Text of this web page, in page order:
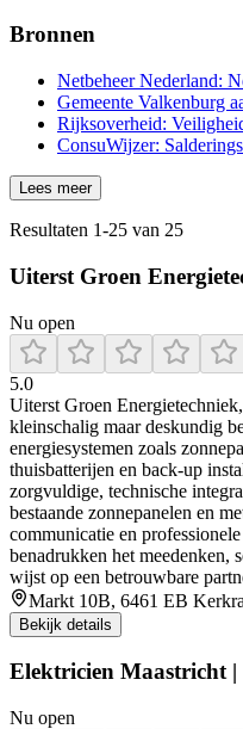
Bronnen
Netbeheer Nederland:
Gemeente Valkenburg
Rijksoverheid:
ConsuWijzer:
Lees meer
Resultaten 1-25 van 25
Uiterst Groen
Nu open
5.0
Uiterst Groen
kleinschalig maar deskundig
energiesystemen zoals
thuisbatterijen en back-up
zorgvuldige, technische
bestaande zonnepanelen en
communicatie en
benadrukken het meedenken,
wijst op een betrouwbare
Markt 10B, 6461 EB
Bekijk details
Elektricien Maastricht |
Nu open